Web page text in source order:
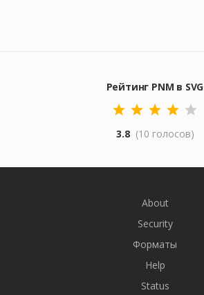
Рейтинг PNM в SVG
3.8 (10 голосов)
About
Security
Форматы
Help
Status